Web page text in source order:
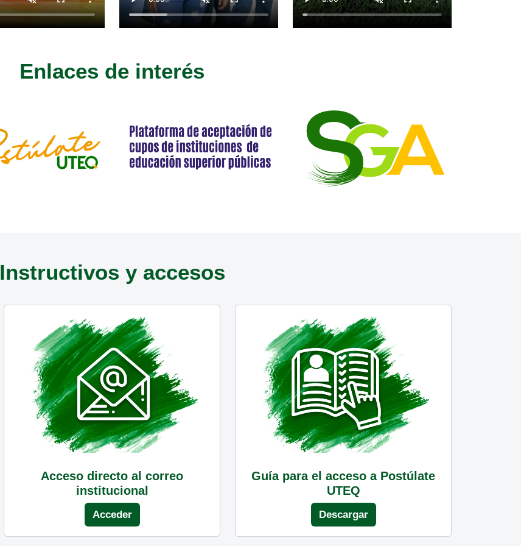
Enlaces de interés
Instructivos y accesos
Acceso directo al correo
institucional
Acceder
Guía para el acceso a Postúlate
UTEQ
Descargar